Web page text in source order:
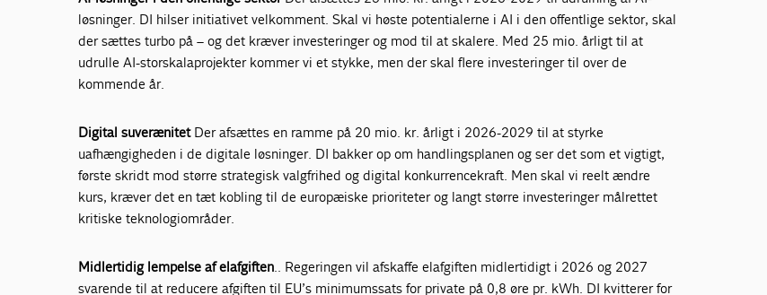
løsninger. DI hilser initiativet velkomment. Skal vi høste potentialerne i AI i den offentlige sektor, skal
der sættes turbo på – og det kræver investeringer og mod til at skalere. Med 25 mio. årligt til at
udrulle AI-storskalaprojekter kommer vi et stykke, men der skal flere investeringer til over de
kommende år.
Digital suverænitet Der afsættes en ramme på 20 mio. kr. årligt i 2026-2029 til at styrke
uafhængigheden i de digitale løsninger. DI bakker op om handlingsplanen og ser det som et vigtigt,
første skridt mod større strategisk valgfrihed og digital konkurrencekraft. Men skal vi reelt ændre
kurs, kræver det en tæt kobling til de europæiske prioriteter og langt større investeringer målrettet
kritiske teknologiområder.
Midlertidig lempelse af elafgiften.. Regeringen vil afskaffe elafgiften midlertidigt i 2026 og 2027
svarende til at reducere afgiften til EU’s minimumssats for private på 0,8 øre pr. kWh. DI kvitterer for